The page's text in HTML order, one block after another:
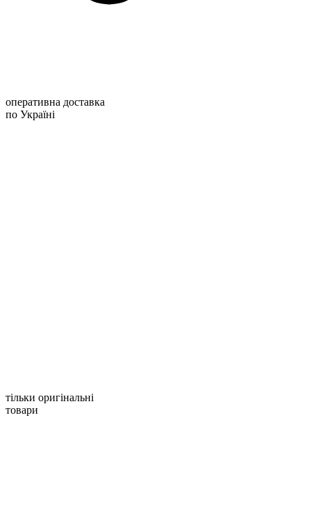
оперативна доставка
по Україні
тільки оригінальні
товари